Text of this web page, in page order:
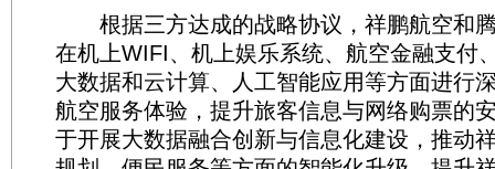
根据三方达成的战略协议，祥鹏航空和
在机上WIFI、机上娱乐系统、航空金融支付
大数据和云计算、人工智能应用等方面进行
航空服务体验，提升旅客信息与网络购票的
于开展大数据融合创新与信息化建设，推动